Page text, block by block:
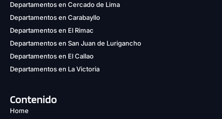
Departamentos en Cercado de Lima
Departamentos en Carabayllo
Departamentos en El Rimac
Departamentos en San Juan de Lurigancho
Departamentos en El Callao
Departamentos en La Victoria
Contenido
Home